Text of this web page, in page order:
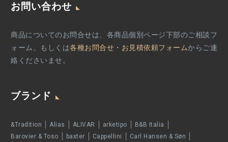
お問い合わせ
商品についてのお問合せは、各商品個別ページ下部のご相談フ
ォーム、もしくは各種お問合せ・お見積依頼フォームからご連
絡くださいませ。
ブランド
&Tradition Alias ALIVAR arketipo
B&B Italia
Barovier & Toso
baxter Cappellini
Carl Hansen & Søn